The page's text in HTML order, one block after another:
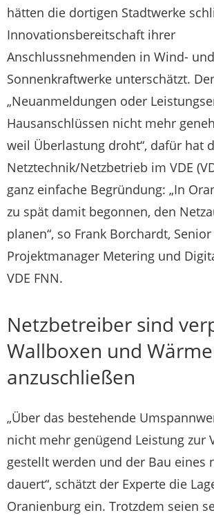
hätten die dortigen Stadtwerke
Innovationsbereitschaft ihrer
Anschlussnehmenden in Wind- und
Sonnenkraftwerke unterschätzt.
„Neuanmeldungen oder
Hausanschlüssen nicht mehr
weil Überlastung droht“, dafür hat
Netztechnik/Netzbetrieb im VDE
ganz einfache Begründung: „In
zu spät damit begonnen, den
planen“, so Frank Borchardt, Senior
Projektmanager Metering und
VDE FNN.
Netzbetreiber sind
Wallboxen und
anzuschließen
„Über das bestehende
nicht mehr genügend Leistung zur
gestellt werden und der Bau eines
dauert“, schätzt der Experte die
Oranienburg ein. Trotzdem seien